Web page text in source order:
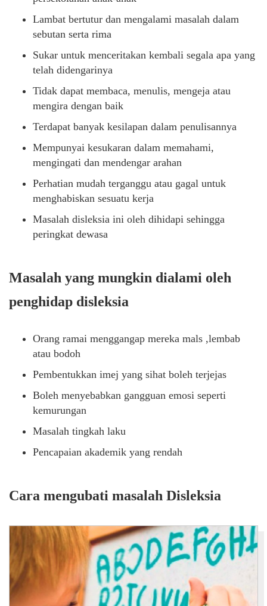
Lambat bertutur dan mengalami masalah dalam
sebutan serta rima
Sukar untuk menceritakan kembali segala apa yang
telah didengarinya
Tidak dapat membaca, menulis, mengeja atau
mengira dengan baik
Terdapat banyak kesilapan dalam penulisannya
Mempunyai kesukaran dalam memahami,
mengingati dan mendengar arahan
Perhatian mudah terganggu atau gagal untuk
menghabiskan sesuatu kerja
Masalah disleksia ini oleh dihidapi sehingga
peringkat dewasa
Masalah yang mungkin dialami oleh
penghidap disleksia
Orang ramai menggangap mereka mals ,lembab
atau bodoh
Pembentukkan imej yang sihat boleh terjejas
Boleh menyebabkan gangguan emosi seperti
kemurungan
Masalah tingkah laku
Pencapaian akademik yang rendah
Cara mengubati masalah Disleksia